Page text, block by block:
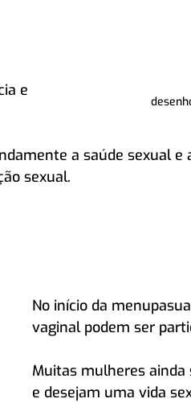
e
a saúde sexual e
sexual.
No início da
vaginal podem ser
Muitas mulheres
e desejam uma vida